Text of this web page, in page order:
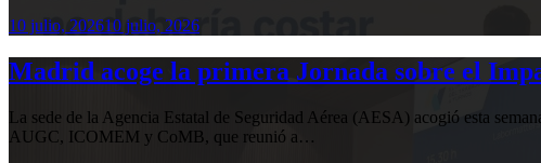
10 julio, 202610 julio, 2026
Madrid acoge la primera Jornada sobre el
La sede de la Agencia Estatal de Seguridad Aérea (AESA) acogió esta
AUGC, ICOMEM y CoMB, que reunió a…